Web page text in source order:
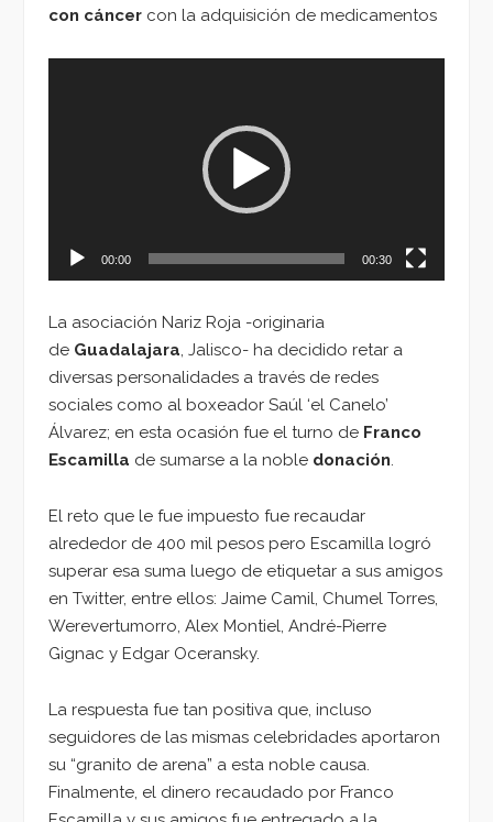
con cáncer con la adquisición de medicamentos
00:00 00:30
La asociación Nariz Roja -originaria
de Guadalajara, Jalisco- ha decidido retar a
diversas personalidades a través de redes
sociales como al boxeador Saúl ‘el Canelo’
Álvarez; en esta ocasión fue el turno de Franco
Escamilla de sumarse a la noble donación.
El reto que le fue impuesto fue recaudar
alrededor de 400 mil pesos pero Escamilla logró
superar esa suma luego de etiquetar a sus amigos
en Twitter, entre ellos: Jaime Camil, Chumel Torres,
Werevertumorro, Alex Montiel, André-Pierre
Gignac y Edgar Oceransky.
La respuesta fue tan positiva que, incluso
seguidores de las mismas celebridades aportaron
su “granito de arena” a esta noble causa.
Finalmente, el dinero recaudado por Franco